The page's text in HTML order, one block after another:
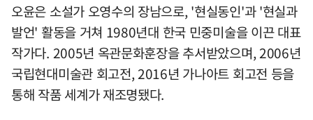
오윤은 소설가 오영수의 장남으로, '현실동인'과 '현실과
발언' 활동을 거쳐 1980년대 한국 민중미술을 이끈 대표
작가다. 2005년 옥관문화훈장을 추서받았으며, 2006년
국립현대미술관 회고전, 2016년 가나아트 회고전 등을
통해 작품 세계가 재조명됐다.